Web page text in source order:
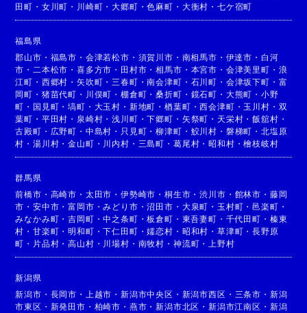
田町 ・ 女川町 ・ 川崎町 ・大郷町 ・色麻町 ・ 大衡村 ・ 七ケ宿町
福島県
郡山市 ・ 福島市 ・ 会津若松市 ・ 須賀川市 ・ 南相馬市 ・ 伊達市 ・ 白河
市 ・ 二本松市 ・喜多方市 ・ 田村市 ・相馬市 ・ 本宮市 ・ 会津美里町 ・ 浪
江町 ・ 西郷村 ・矢吹町 ・ 三春町 ・南会津町 ・ 石川町 ・ 会津坂下町 ・ 富
岡町 ・ 猪苗代町 ・ 川俣町 ・棚倉町 ・桑折町 ・ 鏡石町 ・ 大熊町 ・ 小野
町 ・ 国見町 ・塙町 ・ 大玉村 ・ 新地町 ・楢葉町 ・西会津町 ・ 玉川村 ・ 双
葉町 ・ 平田村 ・ 泉崎村 ・浅川町 ・下郷町 ・ 矢祭町 ・ 天栄村 ・飯舘村 ・
古殿町 ・ 広野町 ・ 中島村 ・ 只見町 ・柳津町 ・ 鮫川村 ・ 磐梯町 ・ 北塩原
村 ・湯川村 ・金山町 ・ 川内村 ・ 三島町 ・ 葛尾村 ・昭和村 ・檜枝岐村
群馬県
前橋市 ・ 高崎市 ・ 太田市 ・伊勢崎市 ・桐生市 ・渋川市 ・ 館林市 ・ 藤岡
市 ・安中市 ・富岡市 ・みどり市 ・沼田市 ・ 大泉町 ・ 玉村町 ・邑楽町 ・
みなかみ町 ・吉岡町 ・中之条町 ・板倉町 ・ 東吾妻町 ・ 千代田町 ・ 榛東
村 ・甘楽町 ・明和町 ・下仁田町 ・嬬恋村 ・ 昭和村 ・ 草津町 ・長野原
町 ・ 片品村 ・高山村 ・ 川場村 ・ 南牧村 ・ 神流町 ・ 上野村
新潟県
新潟市 ・ 長岡市 ・ 上越市 ・新潟市中央区 ・ 新潟市西区 ・ 三条市 ・ 新潟
市東区 ・ 新発田市 ・ 柏崎市 ・ 燕市 ・新潟市北区 ・新潟市江南区 ・ 新潟